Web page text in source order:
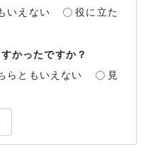
いえない
役に立た
かったですか？
らともいえない
見